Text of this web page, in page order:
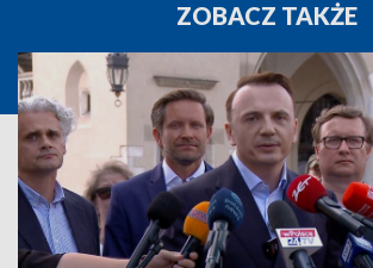
ZOBACZ TAKŻE